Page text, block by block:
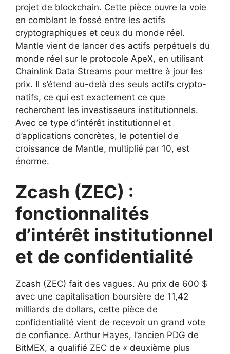
projet de blockchain. Cette pièce ouvre la voie
en comblant le fossé entre les actifs
cryptographiques et ceux du monde réel.
Mantle vient de lancer des actifs perpétuels du
monde réel sur le protocole ApeX, en utilisant
Chainlink Data Streams pour mettre à jour les
prix. Il s’étend au-delà des seuls actifs crypto-
natifs, ce qui est exactement ce que
recherchent les investisseurs institutionnels.
Avec ce type d’intérêt institutionnel et
d’applications concrètes, le potentiel de
croissance de Mantle, multiplié par 10, est
énorme.
Zcash (ZEC) :
fonctionnalités
d’intérêt institutionnel
et de confidentialité
Zcash (ZEC) fait des vagues. Au prix de 600 $
avec une capitalisation boursière de 11,42
milliards de dollars, cette pièce de
confidentialité vient de recevoir un grand vote
de confiance. Arthur Hayes, l’ancien PDG de
BitMEX, a qualifié ZEC de « deuxième plus